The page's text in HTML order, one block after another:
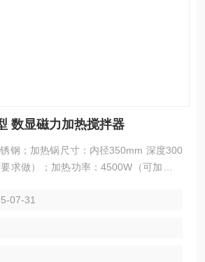
数显磁力加热搅拌器
钢；加热锅尺寸：内径350mm 深度300
求做）；加热功率：4500W（可加大功
（可定制500℃、600℃）；控温精度：
求定制各种类型的磁力加热搅拌器。
07-31